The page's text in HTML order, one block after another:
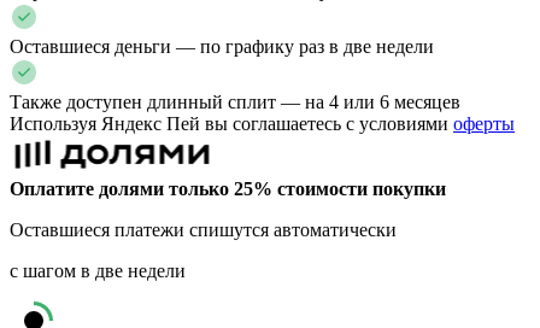
Оставшиеся деньги — по графику раз в две недели
Также доступен длинный сплит — на 4 или 6 месяцев
Используя Яндекс Пей вы соглашаетесь с условиями оферты
Оплатите долями только 25% стоимости покупки
Оставшиеся платежи спишутся автоматически
с шагом в две недели